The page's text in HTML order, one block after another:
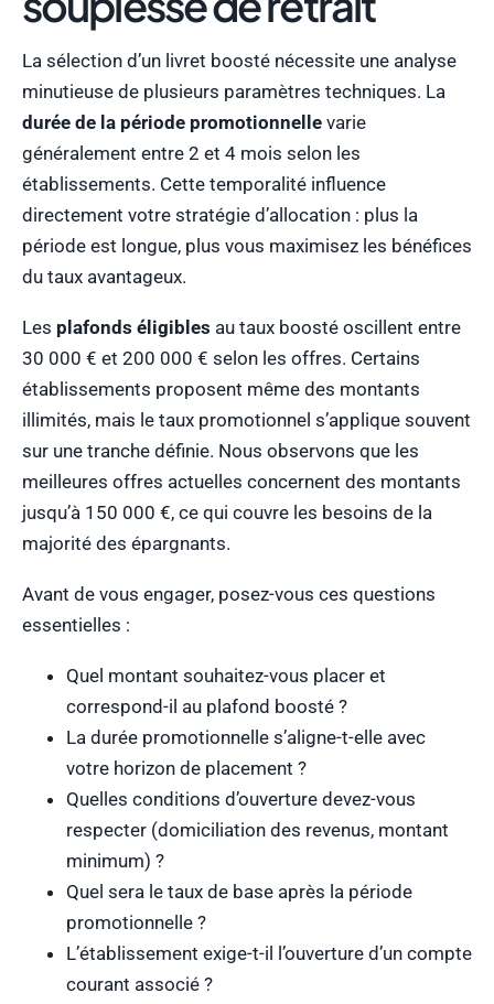
La sélection d’un livret boosté nécessite une analyse
minutieuse de plusieurs paramètres techniques. La
durée de la période promotionnelle varie
généralement entre 2 et 4 mois selon les
établissements. Cette temporalité influence
directement votre stratégie d’allocation : plus la
période est longue, plus vous maximisez les bénéfices
du taux avantageux.
Les plafonds éligibles au taux boosté oscillent entre
30 000 € et 200 000 € selon les offres. Certains
établissements proposent même des montants
illimités, mais le taux promotionnel s’applique souvent
sur une tranche définie. Nous observons que les
meilleures offres actuelles concernent des montants
jusqu’à 150 000 €, ce qui couvre les besoins de la
majorité des épargnants.
Avant de vous engager, posez-vous ces questions
essentielles :
Quel montant souhaitez-vous placer et
correspond-il au plafond boosté ?
La durée promotionnelle s’aligne-t-elle avec
votre horizon de placement ?
Quelles conditions d’ouverture devez-vous
respecter (domiciliation des revenus, montant
minimum) ?
Quel sera le taux de base après la période
promotionnelle ?
L’établissement exige-t-il l’ouverture d’un compte
courant associé ?